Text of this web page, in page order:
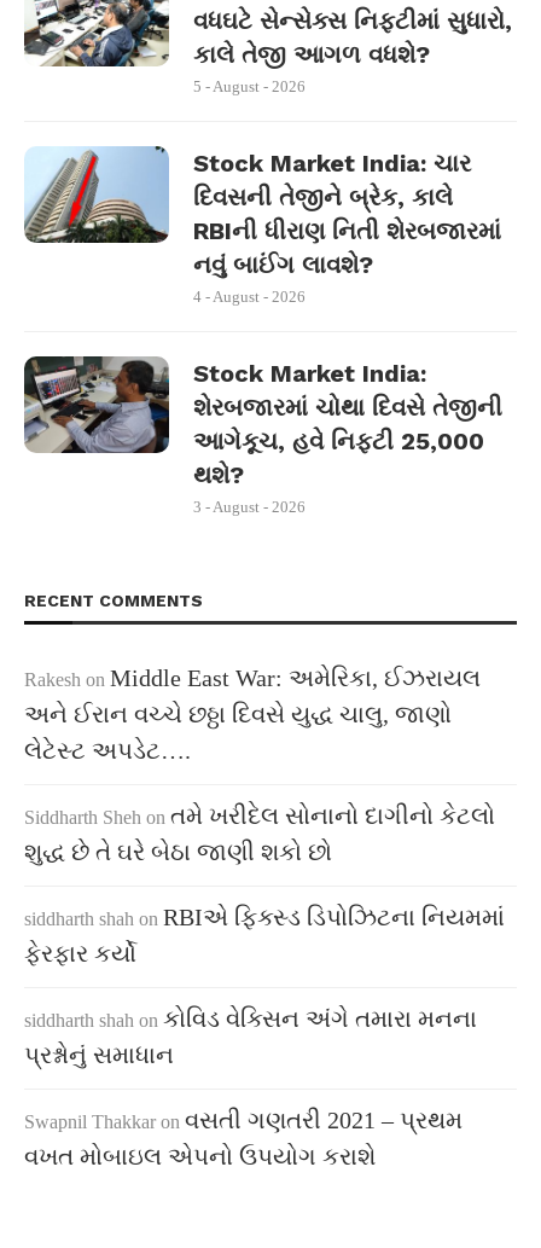
વધઘટે સેન્સેક્સ નિફ્ટીમાં સુધારો,
કાલે તેજી આગળ વધશે?
5 - August - 2026
Stock Market India: ચાર
દિવસની તેજીને બ્રેક, કાલે
RBIની ધીરાણ નિતી શેરબજારમાં
નવું બાઈંગ લાવશે?
4 - August - 2026
Stock Market India:
શેરબજારમાં ચોથા દિવસે તેજીની
આગેકૂચ, હવે નિફ્ટી 25,000
થશે?
3 - August - 2026
RECENT COMMENTS
Rakesh on Middle East War: અમેરિકા, ઈઝરાયલ
અને ઈરાન વચ્ચે છઠ્ઠા દિવસે યુદ્ધ ચાલુ, જાણો
લેટેસ્ટ અપડેટ….
Siddharth Sheh on તમે ખરીદેલ સોનાનો દાગીનો કેટલો
શુદ્ધ છે તે ઘરે બેઠા જાણી શકો છો
siddharth shah on RBIએ ફિક્સ્ડ ડિપોઝિટના નિયમમાં
ફેરફાર કર્યો
siddharth shah on કોવિડ વેક્સિન અંગે તમારા મનના
પ્રશ્નોનું સમાધાન
Swapnil Thakkar on વસતી ગણતરી 2021 – પ્રથમ
વખત મોબાઇલ એપનો ઉપયોગ કરાશે